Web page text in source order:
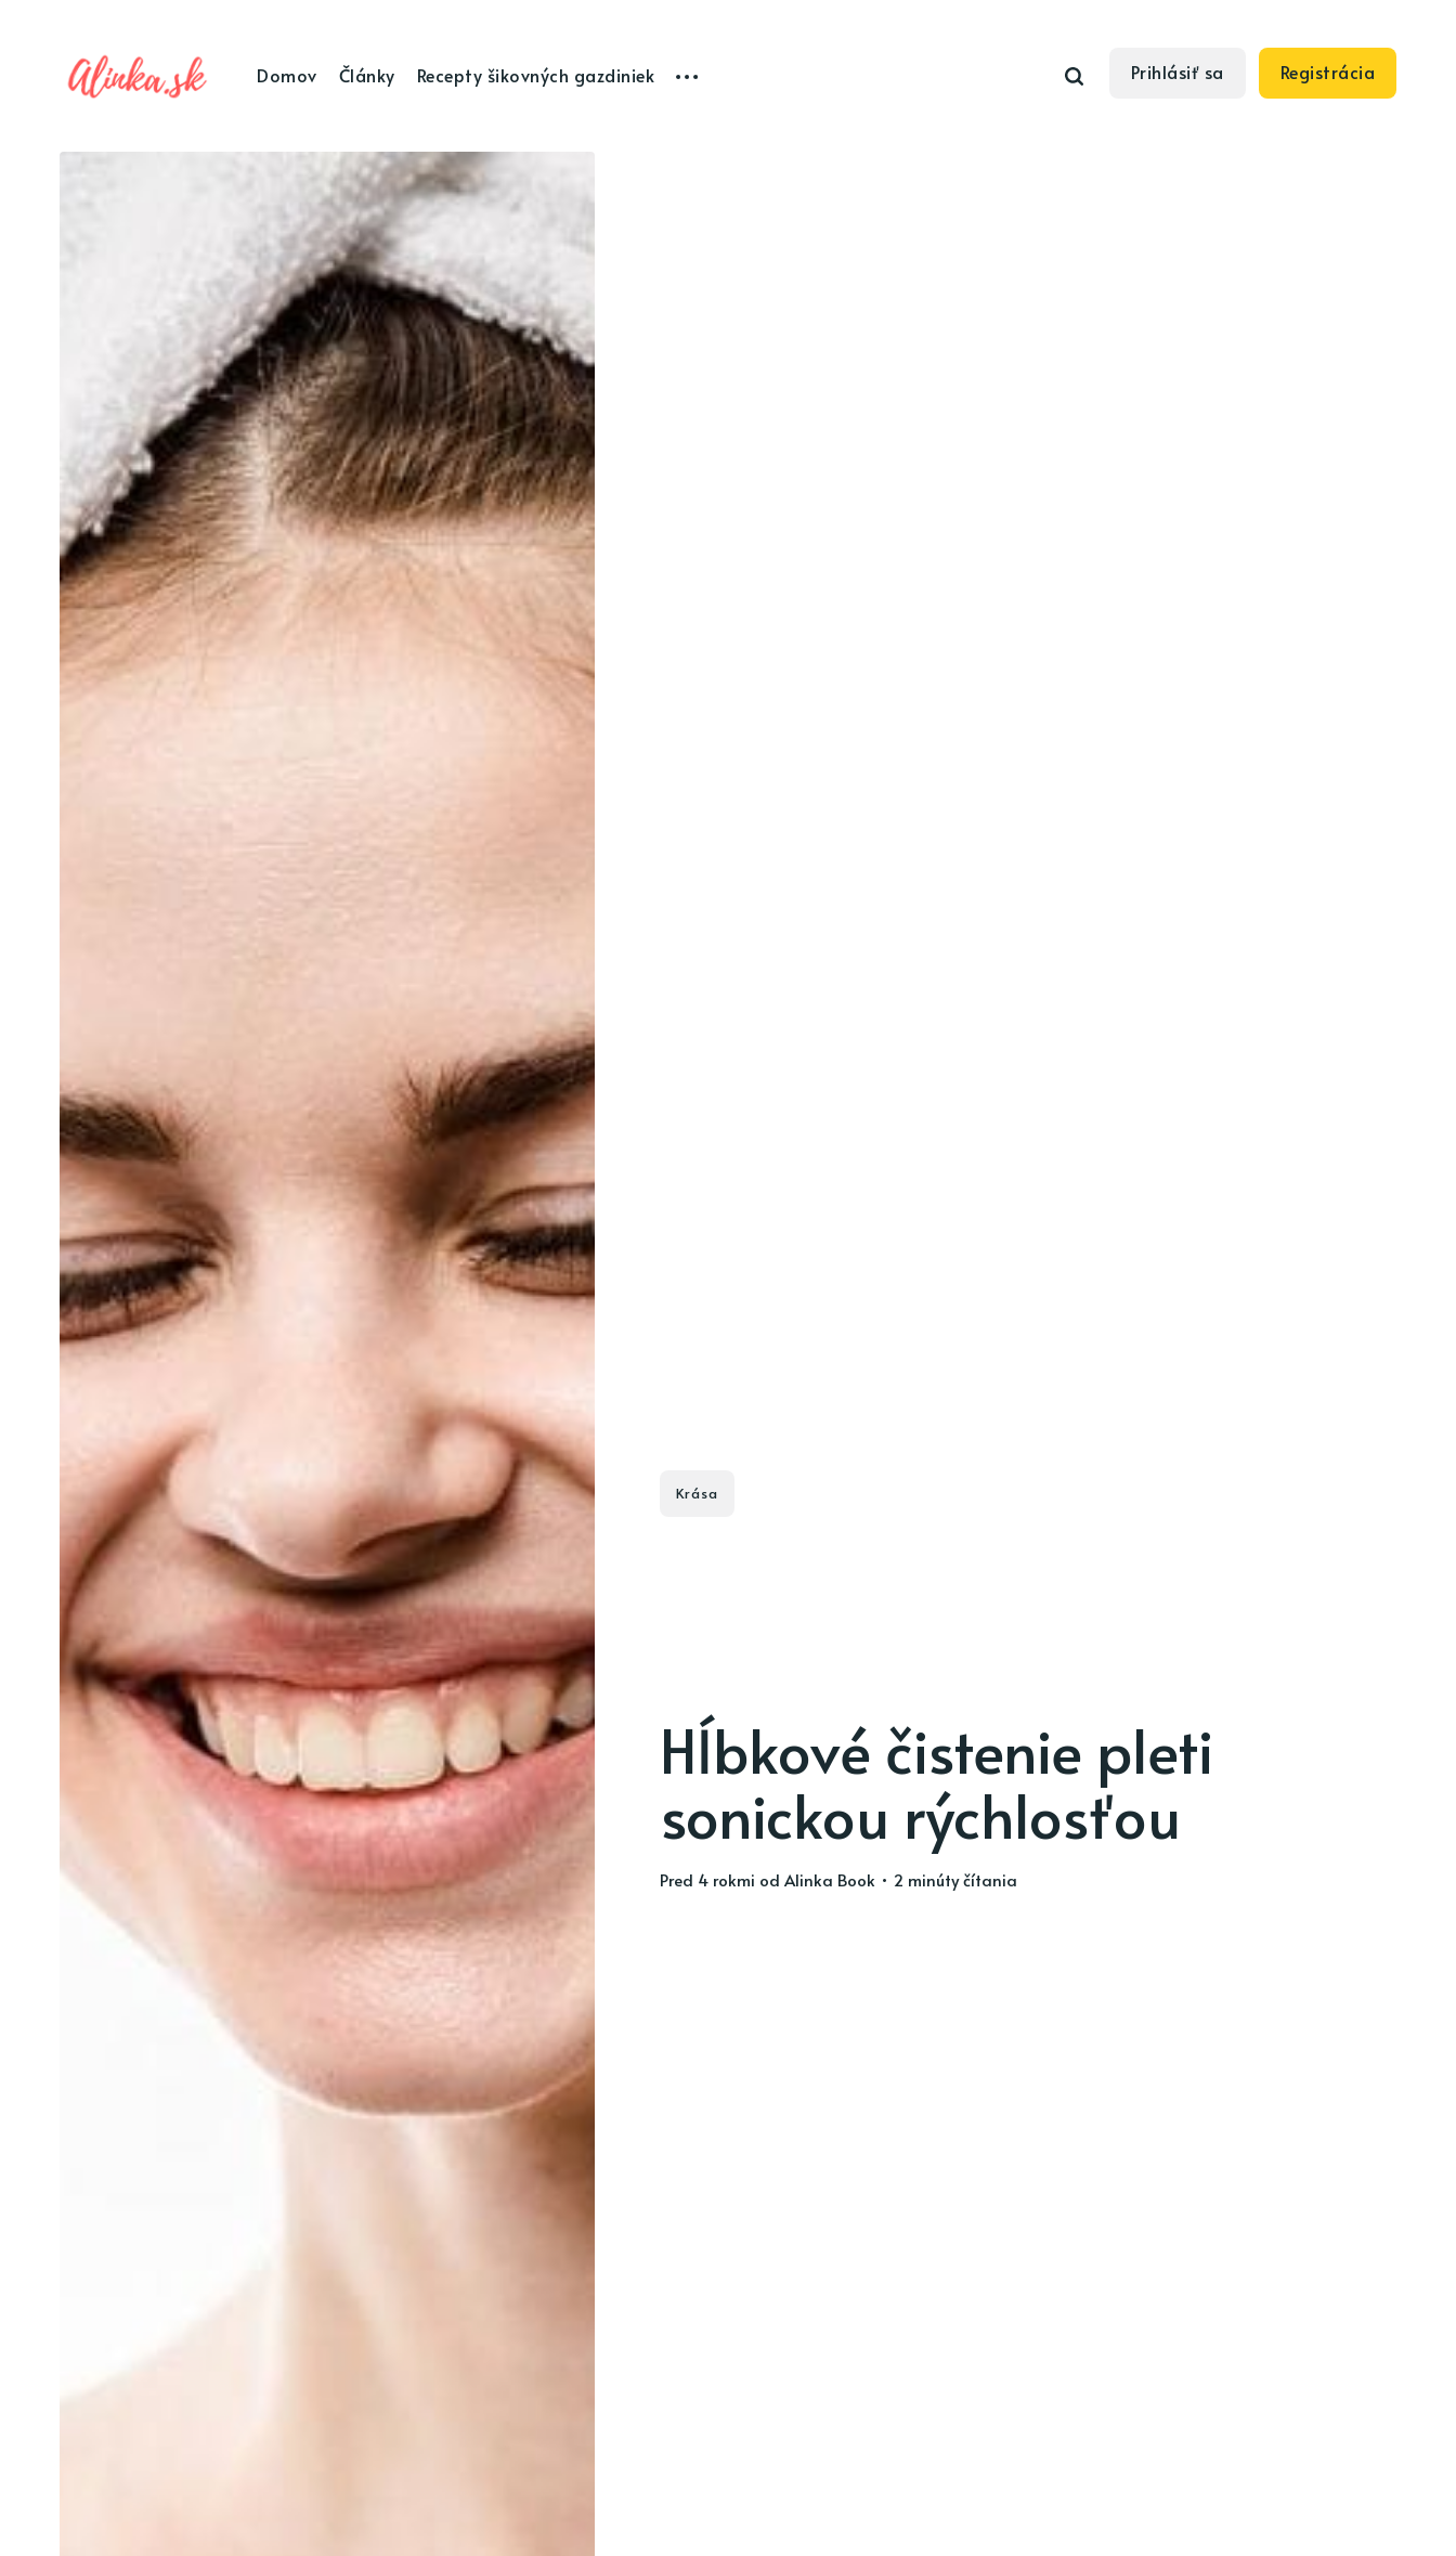
Domov Články Recepty šikovných gazdiniek Prihlásiť sa Registrácia
Krása
Hĺbkové čistenie pleti
sonickou rýchlosťou
pred 4 rokmi od Alinka Book • 2 minúty čítania